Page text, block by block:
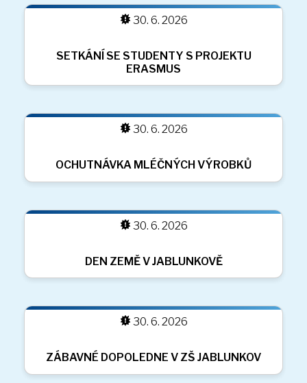
DĚTSKÉ RADOVÁNKY
ATLETICKÝ TROJBOJ
BESEDA SE SPISOVATELEM PETREM
HORÁČKEM
30. 6. 2026
30. 6. 2026
30. 6. 2026
30. 6. 2026